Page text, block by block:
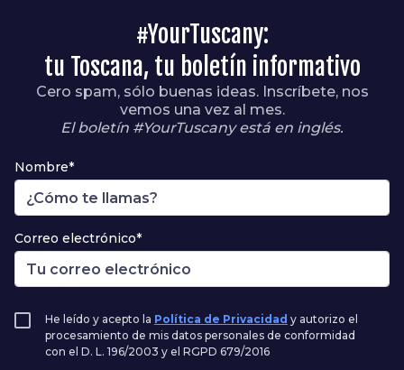
#YourTuscany:
tu Toscana, tu boletín informativo
Cero spam, sólo buenas ideas. Inscríbete, nos
vemos una vez al mes.
El boletín #YourTuscany está en inglés.
Nombre*
Correo electrónico*
He leído y acepto la Política de Privacidad y autorizo el
procesamiento de mis datos personales de conformidad
con el D. L. 196/2003 y el RGPD 679/2016